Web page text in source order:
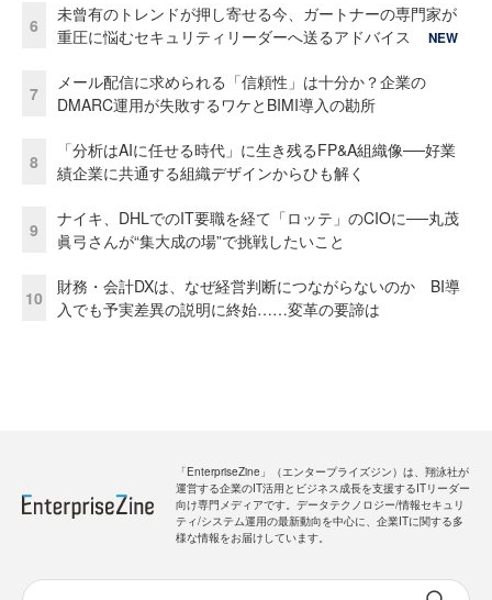
6
未曾有のトレンドが押し寄せる今、ガートナーの専門家が
重圧に悩むセキュリティリーダーへ送るアドバイス
NEW
7
メール配信に求められる「信頼性」は十分か？企業の
DMARC運用が失敗するワケとBIMI導入の勘所
8
「分析はAIに任せる時代」に生き残るFP&A組織像──好業
績企業に共通する組織デザインからひも解く
9
ナイキ、DHLでのIT要職を経て「ロッテ」のCIOに──丸茂
眞弓さんが“集大成の場”で挑戦したいこと
10
財務・会計DXは、なぜ経営判断につながらないのか BI導
入でも予実差異の説明に終始……変革の要諦は
「EnterpriseZine」（エンタープライズジン）は、翔泳社が
運営する企業のIT活用とビジネス成長を支援するITリーダー
向け専門メディアです。データテクノロジー/情報セキュリ
ティ/システム運用の最新動向を中心に、企業ITに関する多
様な情報をお届けしています。